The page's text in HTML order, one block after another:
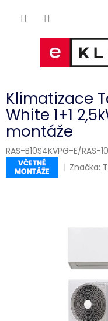
Klimatizace
White 1+1
montáže
RAS-B10S4KVPG-E/RAS-
Značka: